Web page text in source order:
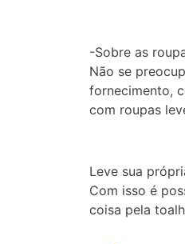
-Sobre as
Não se
fornecimento,
com roupas
Leve sua
Com isso é
coisa pela